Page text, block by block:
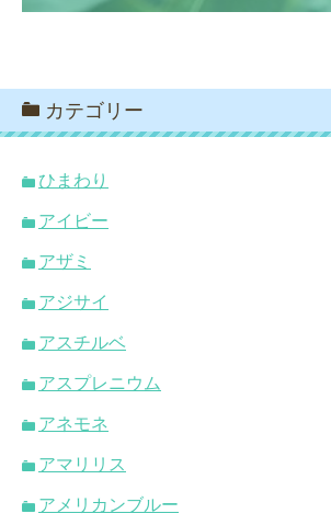
カテゴリー
ひまわり
アイビー
アザミ
アジサイ
アスチルベ
アスプレニウム
アネモネ
アマリリス
アメリカンブルー